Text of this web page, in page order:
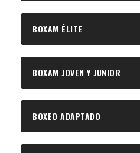
BOXAM ÉLITE
BOXAM JOVEN Y JUNIOR
BOXEO ADAPTADO